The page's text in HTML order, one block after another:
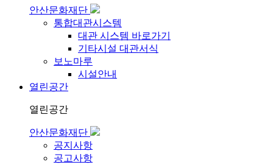
안산문화재단
통합대관시스템
대관 시스템 바로가기
기타시설 대관서식
보노마루
시설안내
열린공간
열린공간
안산문화재단
공지사항
공고사항